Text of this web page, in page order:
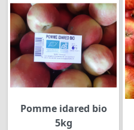
Pomme idared bio
5kg